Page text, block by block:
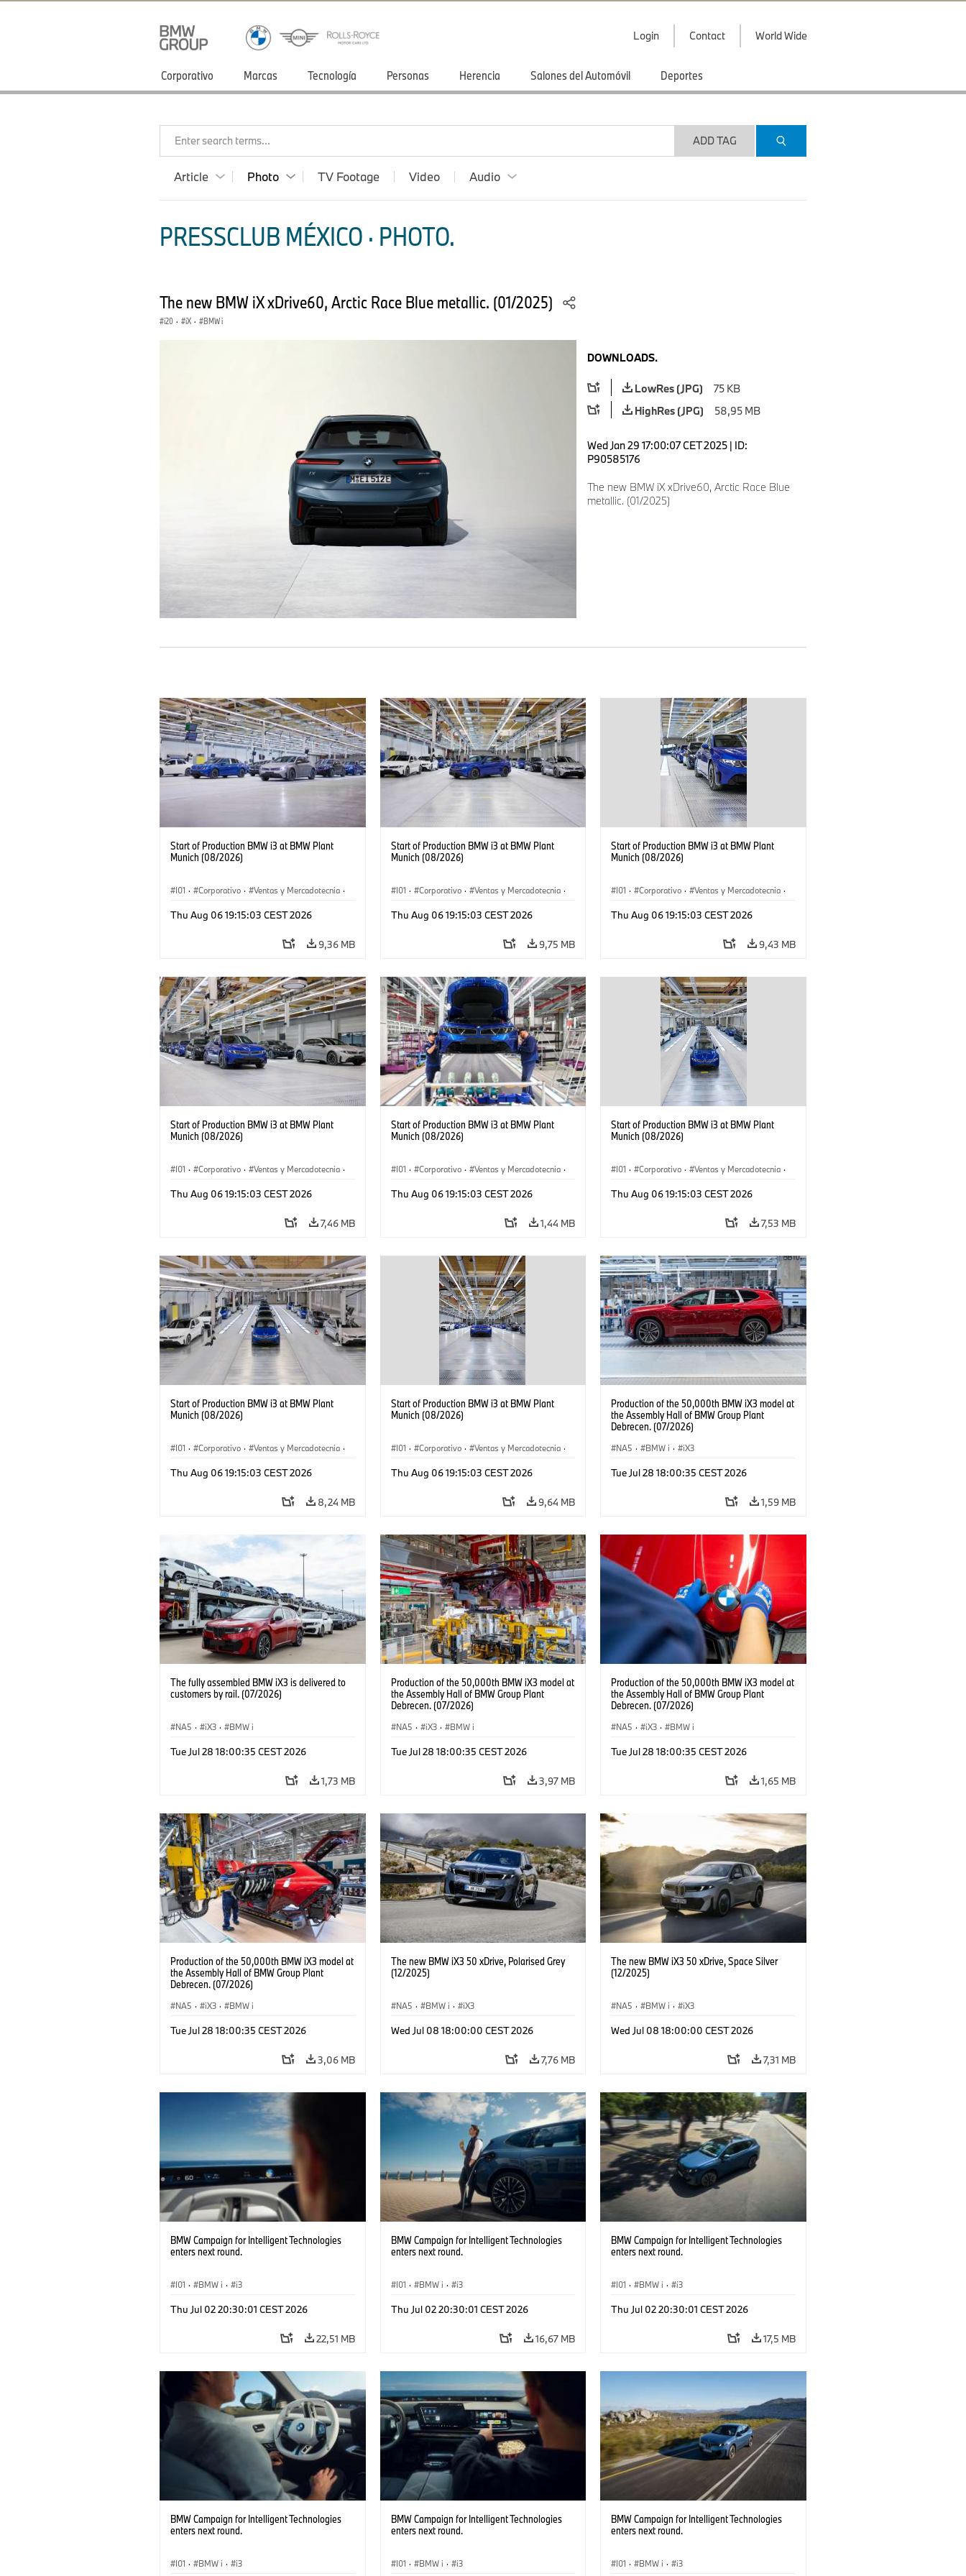
Login Contact World Wide
Corporativo Marcas Tecnología Personas Herencia Salones del Automóvil Deportes
Enter search terms... ADD TAG
Article Photo TV Footage Video Audio
PRESSCLUB MÉXICO · PHOTO.
The new BMW iX xDrive60, Arctic Race Blue metallic. (01/2025)
i20 · iX · BMW i
DOWNLOADS.
LowRes (JPG)
75 KB
HighRes (JPG)
58,95 MB
Wed Jan 29 17:00:07 CET 2025 | ID:
P90585176
The new BMW iX xDrive60, Arctic Race Blue
metallic. (01/2025)
Start of Production BMW i3 at BMW Plant
Munich (08/2026)
I01 · Corporativo · Ventas y Mercadotecnia ·
Thu Aug 06 19:15:03 CEST 2026
9,36 MB
Start of Production BMW i3 at BMW Plant
Munich (08/2026)
I01 · Corporativo · Ventas y Mercadotecnia ·
Thu Aug 06 19:15:03 CEST 2026
9,75 MB
Start of Production BMW i3 at BMW Plant
Munich (08/2026)
I01 · Corporativo · Ventas y Mercadotecnia ·
Thu Aug 06 19:15:03 CEST 2026
9,43 MB
Start of Production BMW i3 at BMW Plant
Munich (08/2026)
I01 · Corporativo · Ventas y Mercadotecnia ·
Thu Aug 06 19:15:03 CEST 2026
7,46 MB
Start of Production BMW i3 at BMW Plant
Munich (08/2026)
I01 · Corporativo · Ventas y Mercadotecnia ·
Thu Aug 06 19:15:03 CEST 2026
1,44 MB
Start of Production BMW i3 at BMW Plant
Munich (08/2026)
I01 · Corporativo · Ventas y Mercadotecnia ·
Thu Aug 06 19:15:03 CEST 2026
7,53 MB
Start of Production BMW i3 at BMW Plant
Munich (08/2026)
I01 · Corporativo · Ventas y Mercadotecnia ·
Thu Aug 06 19:15:03 CEST 2026
8,24 MB
Start of Production BMW i3 at BMW Plant
Munich (08/2026)
I01 · Corporativo · Ventas y Mercadotecnia ·
Thu Aug 06 19:15:03 CEST 2026
9,64 MB
Production of the 50,000th BMW iX3 model at
the Assembly Hall of BMW Group Plant
Debrecen. (07/2026)
NA5 · BMW i · iX3
Tue Jul 28 18:00:35 CEST 2026
1,59 MB
The fully assembled BMW iX3 is delivered to
customers by rail. (07/2026)
NA5 · iX3 · BMW i
Tue Jul 28 18:00:35 CEST 2026
1,73 MB
Production of the 50,000th BMW iX3 model at
the Assembly Hall of BMW Group Plant
Debrecen. (07/2026)
NA5 · iX3 · BMW i
Tue Jul 28 18:00:35 CEST 2026
3,97 MB
Production of the 50,000th BMW iX3 model at
the Assembly Hall of BMW Group Plant
Debrecen. (07/2026)
NA5 · iX3 · BMW i
Tue Jul 28 18:00:35 CEST 2026
1,65 MB
Production of the 50,000th BMW iX3 model at
the Assembly Hall of BMW Group Plant
Debrecen. (07/2026)
NA5 · iX3 · BMW i
Tue Jul 28 18:00:35 CEST 2026
3,06 MB
The new BMW iX3 50 xDrive, Polarised Grey
(12/2025)
NA5 · BMW i · iX3
Wed Jul 08 18:00:00 CEST 2026
7,76 MB
The new BMW iX3 50 xDrive, Space Silver
(12/2025)
NA5 · BMW i · iX3
Wed Jul 08 18:00:00 CEST 2026
7,31 MB
BMW Campaign for Intelligent Technologies
enters next round.
I01 · BMW i · i3
Thu Jul 02 20:30:01 CEST 2026
22,51 MB
BMW Campaign for Intelligent Technologies
enters next round.
I01 · BMW i · i3
Thu Jul 02 20:30:01 CEST 2026
16,67 MB
BMW Campaign for Intelligent Technologies
enters next round.
I01 · BMW i · i3
Thu Jul 02 20:30:01 CEST 2026
17,5 MB
BMW Campaign for Intelligent Technologies
enters next round.
I01 · BMW i · i3
BMW Campaign for Intelligent Technologies
enters next round.
I01 · BMW i · i3
BMW Campaign for Intelligent Technologies
enters next round.
I01 · BMW i · i3